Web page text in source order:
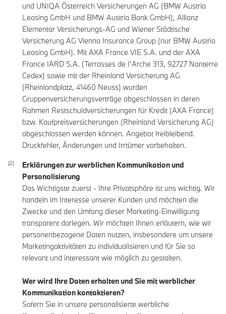
und UNIQA Österreich Versicherungen AG (BMW Austria
Leasing GmbH und BMW Austria Bank GmbH), Allianz
Elementar Versicherungs-AG und Wiener Städtische
Versicherung AG Vienna Insurance Group (nur BMW Austria
Leasing GmbH). Mit AXA France VIE S.A. und der AXA
France IARD S.A. (Terrasses de I’Arche 313, 92727 Nanterre
Cedex) sowie mit der Rheinland Versicherung AG
(Rheinlandplatz, 41460 Neuss) wurden
Gruppenversicherungsverträge abgeschlossen in deren
Rahmen Restschuldversicherungen für Kredit (AXA France)
bzw. Kaufpreisversicherungen (Rheinland Versicherung AG)
abgeschlossen werden können. Angebot freibleibend.
Druckfehler, Änderungen und Irrtümer vorbehalten.
Erklärungen zur werblichen Kommunikation und
Personalisierung
Das Wichtigste zuerst - Ihre Privatsphäre ist uns wichtig. Wir
handeln im Interesse unserer Kunden und möchten die
Zwecke und den Umfang dieser Marketing-Einwilligung
transparent darlegen. Wir möchten Ihnen erläutern, wie wir
personenbezogene Daten nutzen, insbesondere um unsere
Marketingaktivitäten zu individualisieren und für Sie so
relevant und interessant wie möglich zu gestalten.
Wer wird Ihre Daten erhalten und Sie mit werblicher
Kommunikation kontaktieren?
Sofern Sie in unsere personalisierte werbliche